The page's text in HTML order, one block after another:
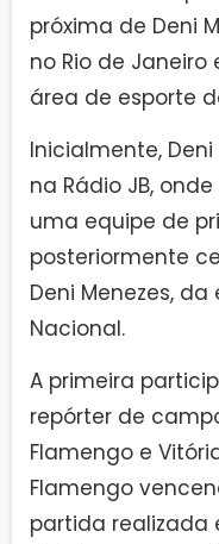
próxima de Deni
no Rio de
área de esporte
Inicialmente,
na Rádio JB,
uma equipe de
posteriormente
Deni Menezes,
Nacional.
A primeira
repórter de
Flamengo e
Flamengo
partida realizada